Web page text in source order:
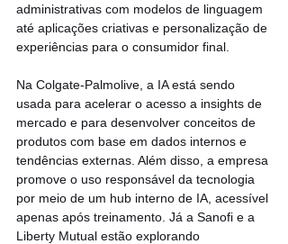
administrativas com modelos de linguagem
até aplicações criativas e personalização de
experiências para o consumidor final.
Na Colgate-Palmolive, a IA está sendo
usada para acelerar o acesso a insights de
mercado e para desenvolver conceitos de
produtos com base em dados internos e
tendências externas. Além disso, a empresa
promove o uso responsável da tecnologia
por meio de um hub interno de IA, acessível
apenas após treinamento. Já a Sanofi e a
Liberty Mutual estão explorando